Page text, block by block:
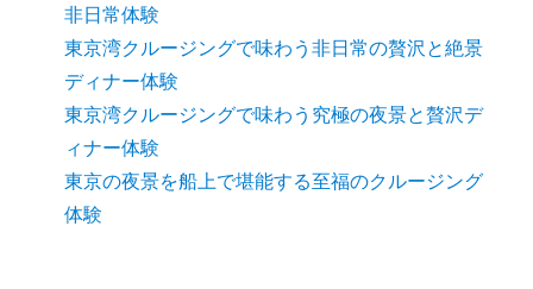
非日常体験
東京湾クルージングで味わう非日常の贅沢と絶景
ディナー体験
東京湾クルージングで味わう究極の夜景と贅沢デ
ィナー体験
東京の夜景を船上で堪能する至福のクルージング
体験